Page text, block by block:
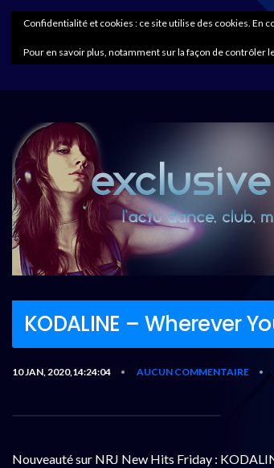
KODALINE – Wherever
10 JAN, 2020,14:24:04 • AUCUN COMMENTAIRE •
Nouveauté sur NRJ New Hits Friday :
Confidentialité et cookies : ce site utilise des cookies. En
Pour en savoir plus, notamment sur la façon de contrôler